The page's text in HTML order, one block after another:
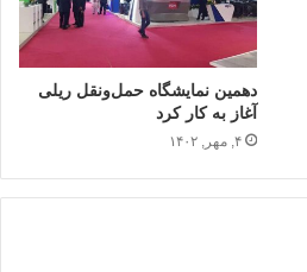
دهمین نمایشگاه حمل‌ونقل ریلی
آغاز به کار کرد
۴, مهر, ۱۴۰۲